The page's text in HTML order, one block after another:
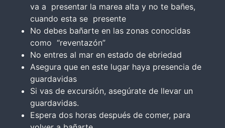
va a presentar la marea alta y no te bañes,
cuando esta se presente
No debes bañarte en las zonas conocidas
como “reventazón”
No entres al mar en estado de ebriedad
Asegura que en este lugar haya presencia de
guardavidas
Si vas de excursión, asegúrate de llevar un
guardavidas.
Espera dos horas después de comer, para